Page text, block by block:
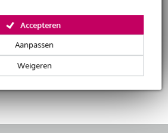
Weigeren
Aanpassen
Accepteren
64 euro per maand
tegelijk: min. € 300,- en max.
of op te halen in de winkel
opzegbaar
Bax Music bij een defect